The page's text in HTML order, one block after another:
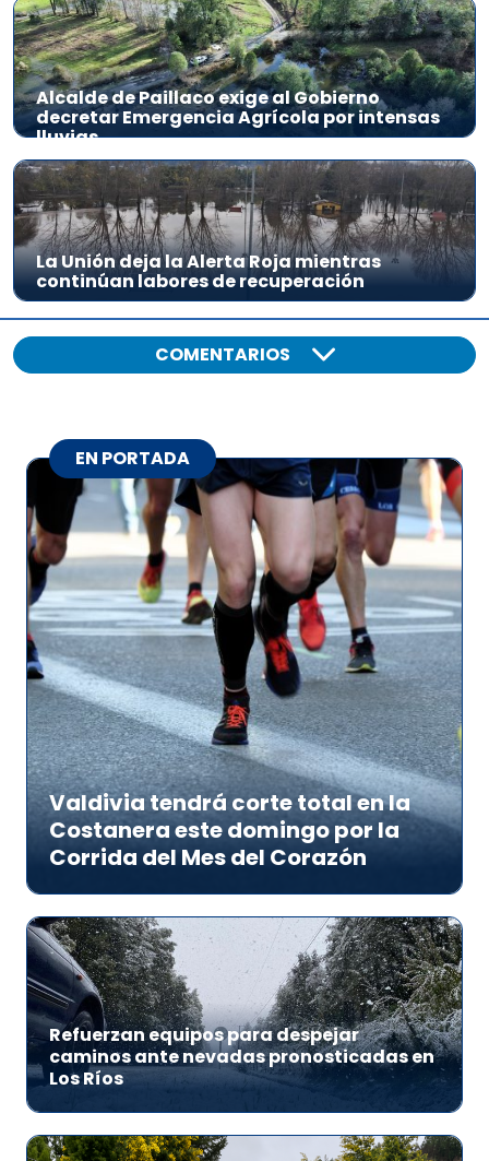
Alcalde de Paillaco exige al Gobierno
decretar Emergencia Agrícola por intensas
lluvias
La Unión deja la Alerta Roja mientras
continúan labores de recuperación
COMENTARIOS
EN PORTADA
Valdivia tendrá corte total en la
Costanera este domingo por la
Corrida del Mes del Corazón
Refuerzan equipos para despejar
caminos ante nevadas pronosticadas en
Los Ríos